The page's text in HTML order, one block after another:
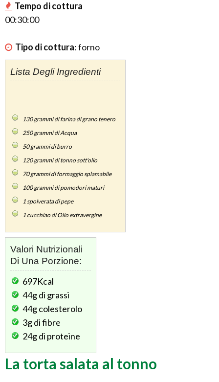
Tempo di cottura
00:30:00
Tipo di cottura:forno
Lista Degli Ingredienti
130grammi di farina di grano tenero
250grammi di Acqua
50grammi di burro
120grammi di tonno sott'olio
70grammi di formaggio splamabile
100grammi di pomodori maturi
1spolverata di pepe
1 cucchiao di Olio extravergine
Valori Nutrizionali
Di Una Porzione:
697Kcal
44gdi grassi
44gcolesterolo
3gdi fibre
24gdi proteine
La torta salata al tonno